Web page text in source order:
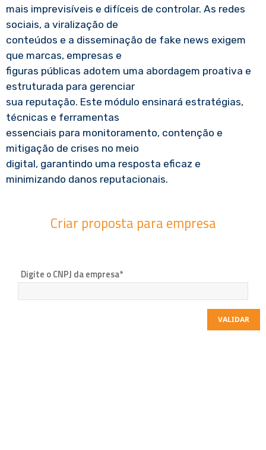
mais imprevisíveis e difíceis de controlar. As redes
sociais, a viralização de
conteúdos e a disseminação de fake news exigem
que marcas, empresas e
figuras públicas adotem uma abordagem proativa e
estruturada para gerenciar
sua reputação. Este módulo ensinará estratégias,
técnicas e ferramentas
essenciais para monitoramento, contenção e
mitigação de crises no meio
digital, garantindo uma resposta eficaz e
minimizando danos reputacionais.
Criar proposta para empresa
Digite o CNPJ da empresa*